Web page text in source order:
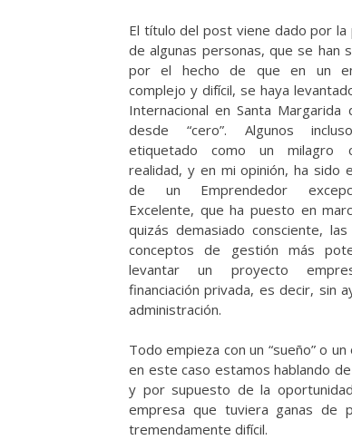
El título del post viene dado por la
de algunas personas, que se han
por el hecho de que en un
complejo y difícil, se haya
Internacional en Santa Margarida
desde “cero”. Algunos
etiquetado como un milagro
realidad, y en mi opinión, ha sido
de un Emprendedor
Excelente, que ha puesto en
quizás demasiado consciente,
conceptos de gestión más
levantar un proyecto
financiación privada, es decir, sin
administración.
Todo empieza con un “sueño” o
en este caso estamos hablando
y por supuesto de la
empresa que tuviera ganas de
tremendamente difícil.